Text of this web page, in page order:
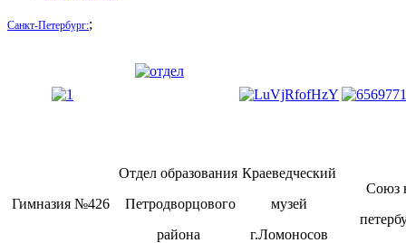
Санкт-Петербург:;
Гимназия №426
Отдел образования
Петродворцового
района
Краеведческий
музей
г.Ломоносов
Союз